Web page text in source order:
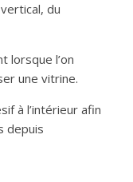
du
lorsque l’on
une vitrine.
à l’intérieur afin
depuis